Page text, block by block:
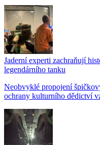
Jaderní experti zachraňují
legendárního tanku
Neobvyklé propojení
ochrany kulturního dědictví